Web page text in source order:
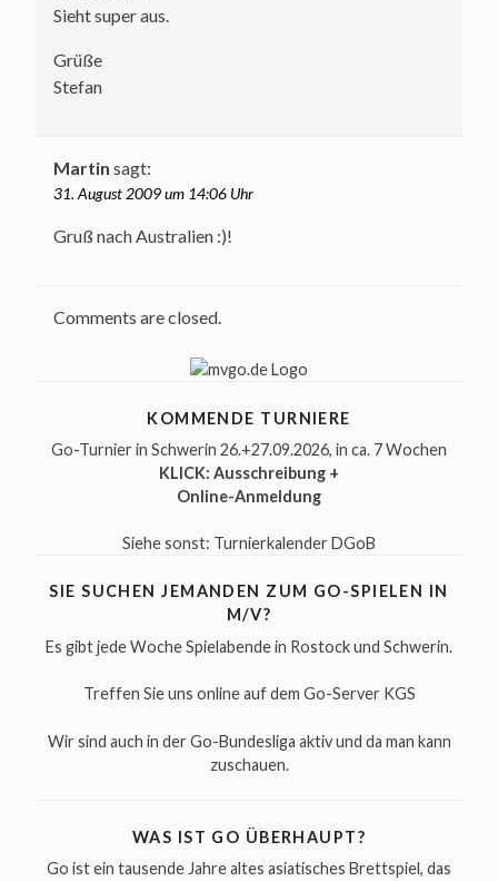
Sieht super aus.
Grüße
Stefan
Martin sagt:
31. August 2009 um 14:06 Uhr
Gruß nach Australien :)!
Comments are closed.
KOMMENDE TURNIERE
Go-Turnier in Schwerin 26.+27.09.2026, in ca. 7 Wochen
KLICK: Ausschreibung +
Online-Anmeldung
Siehe sonst: Turnierkalender DGoB
SIE SUCHEN JEMANDEN ZUM GO-SPIELEN IN
M/V?
Es gibt jede WocheSpielabendein Rostock und Schwerin.
Treffen Sie uns online auf dem Go-Server KGS
Wir sind auch in derGo-Bundesliga aktiv und da man kann
zuschauen.
WAS IST GO ÜBERHAUPT?
Go ist ein tausende Jahre altes asiatisches Brettspiel, das